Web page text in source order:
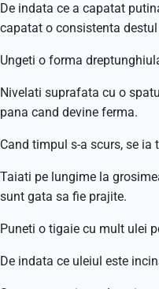
De indata ce a capatat
capatat o consistenta
Ungeti o forma
Nivelati suprafata cu o
pana cand devine ferma.
Cand timpul s-a scurs, se
Taiati pe lungime la
sunt gata sa fie prajite.
Puneti o tigaie cu mult ulei
De indata ce uleiul este